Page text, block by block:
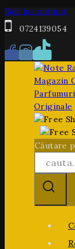
Salt la conținut
0724139054
Căutare